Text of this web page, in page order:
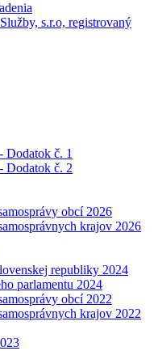
s.r.o, registrovaný
Dodatok č. 1
Dodatok č. 2
obcí 2026
krajov 2026
republiky 2024
parlamentu 2024
obcí 2022
krajov 2022